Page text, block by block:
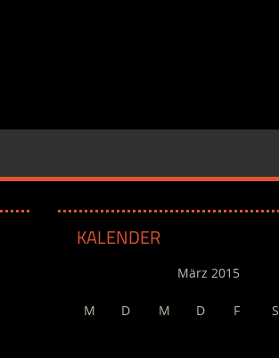
KALENDER
März 2015
M D M D F S